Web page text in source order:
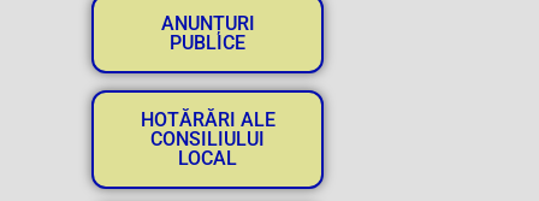
ANUNȚURI
PUBLICE
HOTĂRĂRI ALE
CONSILIULUI
LOCAL